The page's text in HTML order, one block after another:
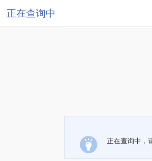
正在查询中
正在查询中，